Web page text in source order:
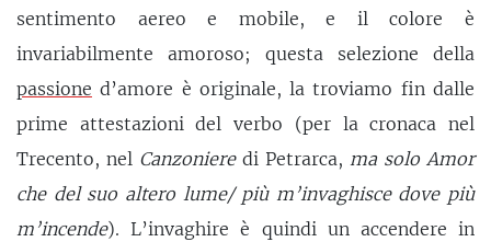
sentimento aereo e mobile, e il colore è
invariabilmente amoroso; questa selezione della
passione d’amore è originale, la troviamo fin dalle
prime attestazioni del verbo (per la cronaca nel
Trecento, nel Canzonieredi Petrarca, ma solo Amor
che del suo altero lume/ più m’invaghisce dove più
m’incende). L’invaghire è quindi un accendere in